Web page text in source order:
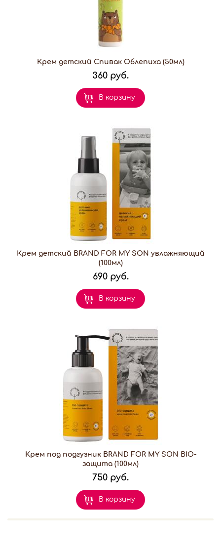
Крем детский Спивак Облепиха (50мл)
360 руб.
В корзину
Крем детский BRAND FOR MY SON увлажняющий
(100мл)
690 руб.
В корзину
Крем под подгузник BRAND FOR MY SON BIO-
защита (100мл)
750 руб.
В корзину